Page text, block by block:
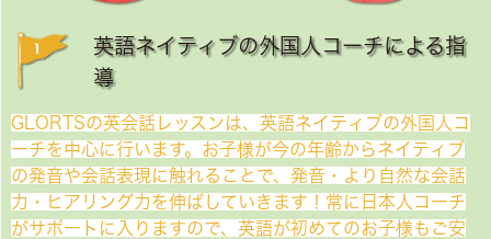
英語ネイティブの外国人コーチによる指
導
GLORTSの英会話レッスンは、英語ネイティブの外国人コ
ーチを中心に行います。お子様が今の年齢からネイティブ
の発音や会話表現に触れることで、発音・より自然な会話
力・ヒアリング力を伸ばしていきます！常に日本人コーチ
がサポートに入りますので、英語が初めてのお子様もご安